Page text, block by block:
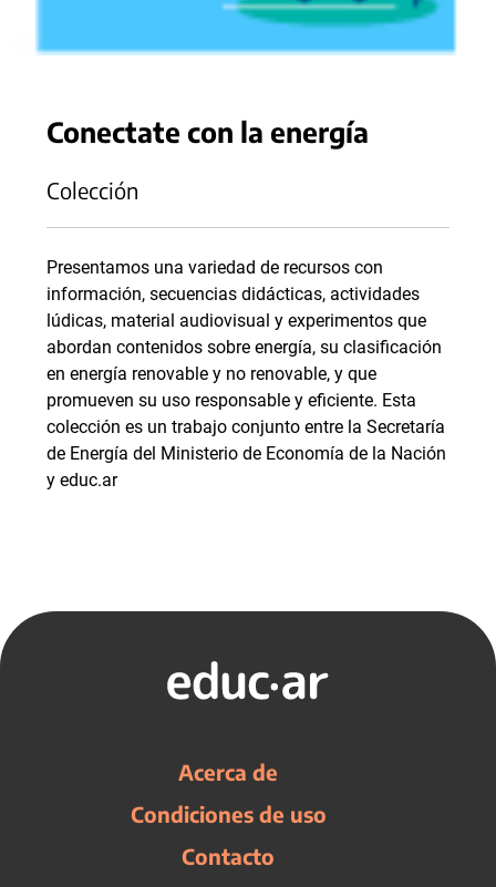
Conectate con la energía
Colección
Presentamos una variedad de recursos con
información, secuencias didácticas, actividades
lúdicas, material audiovisual y experimentos que
abordan contenidos sobre energía, su clasificación
en energía renovable y no renovable, y que
promueven su uso responsable y eficiente. Esta
colección es un trabajo conjunto entre la Secretaría
de Energía del Ministerio de Economía de la Nación
y educ.ar
Acerca de
Condiciones de uso
Contacto